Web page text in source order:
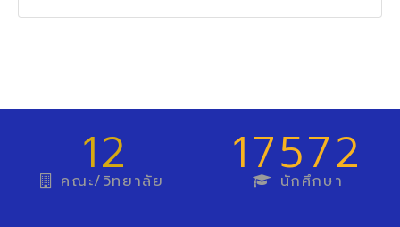
12
คณะ/วิทยาลัย 17572
นักศึกษา